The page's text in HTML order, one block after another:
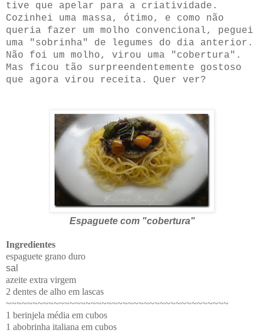
tive que apelar para a criatividade.
Cozinhei uma massa, ótimo, e como não
queria fazer um molho convencional, peguei
uma "sobrinha" de legumes do dia anterior.
Não foi um molho, virou uma "cobertura".
Mas ficou tão surpreendentemente gostoso
que agora virou receita. Quer ver?
Espaguete com "cobertura"
Ingredientes
espaguete grano duro
sal
azeite extra virgem
2 dentes de alho em lascas
~~~~~~~~~~~~~~~~~~~~~~~~~~~~~~~~~~~~~~~~~~
1 berinjela média em cubos
1 abobrinha italiana em cubos